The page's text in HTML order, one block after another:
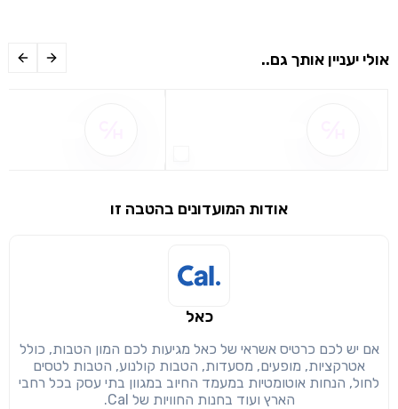
שיתוף
העתק
מימוש הטבה זו ניתן רק לחברי
חזרה הבנתי, המשך לאתר
אולי יעניין אותך גם..
אודות המועדונים בהטבה זו
כאל
אם יש לכם כרטיס אשראי של כאל מגיעות לכם המון הטבות, כולל
אטרקציות, מופעים, מסעדות, הטבות קולנוע, הטבות לטסים
לחול, הנחות אוטומטיות במעמד החיוב במגוון בתי עסק בכל רחבי
הארץ ועוד בחנות החוויות של Cal.